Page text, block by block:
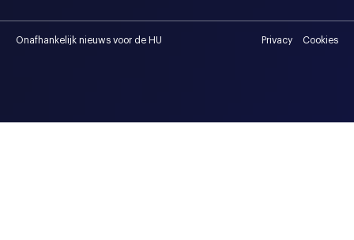
Onafhankelijk nieuws voor de HU Privacy Cookies